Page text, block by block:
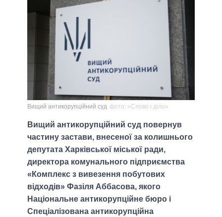
Вищий антикорупційний суд фото: «Слово і діло»
Вищий антикорупційний суд повернув
частину застави, внесеної за колишнього
депутата Харківської міської ради,
директора комунального підприємства
«Комплекс з вивезення побутових
відходів» Фазіля Аббасова, якого
Національне антикорупційне бюро і
Спеціалізована антикорупційна